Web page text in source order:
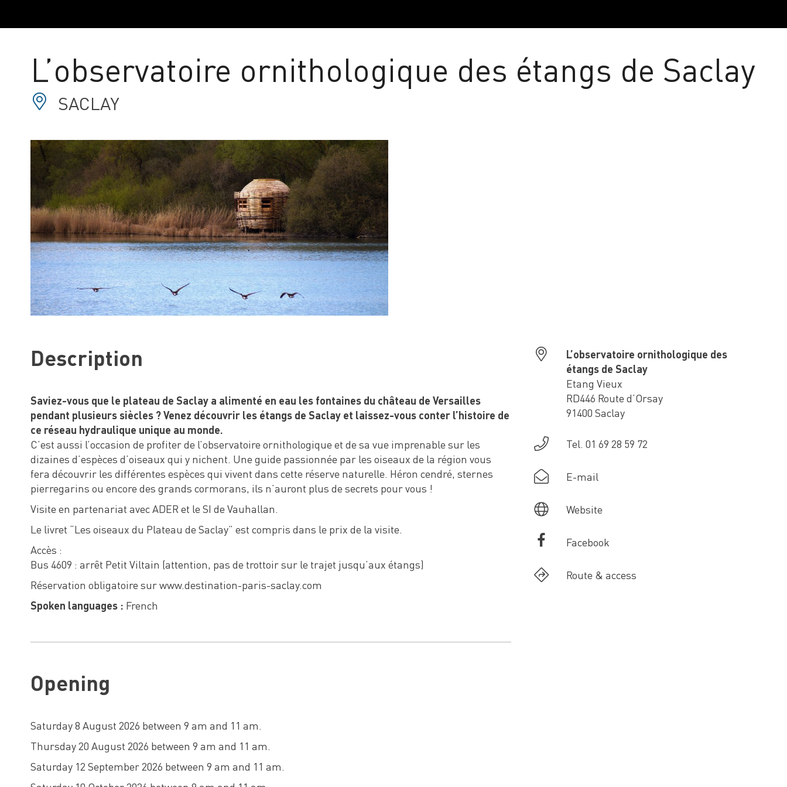
L’observatoire ornithologique des étangs de Saclay
SACLAY
Description
Saviez-vous que le plateau de Saclay a alimenté en eau les fontaines du château de Versailles
pendant plusieurs siècles ? Venez découvrir les étangs de Saclay et laissez-vous conter l’histoire de
ce réseau hydraulique unique au monde.
C’est aussi l’occasion de profiter de l’observatoire ornithologique et de sa vue imprenable sur les
dizaines d’espèces d’oiseaux qui y nichent. Une guide passionnée par les oiseaux de la région vous
fera découvrir les différentes espèces qui vivent dans cette réserve naturelle. Héron cendré, sternes
pierregarins ou encore des grands cormorans, ils n’auront plus de secrets pour vous !
Visite en partenariat avec ADER et le SI de Vauhallan.
Le livret “Les oiseaux du Plateau de Saclay” est compris dans le prix de la visite.
Accès :
Bus 4609 : arrêt Petit Viltain (attention, pas de trottoir sur le trajet jusqu’aux étangs)
Réservation obligatoire sur www.destination-paris-saclay.com
Spoken languages : French
Opening
Saturday 8 August 2026 between 9 am and 11 am.
Thursday 20 August 2026 between 9 am and 11 am.
Saturday 12 September 2026 between 9 am and 11 am.
L’observatoire ornithologique des
étangs de Saclay
Etang Vieux
RD446 Route d’Orsay
91400 Saclay
Tel. 01 69 28 59 72
E-mail
Website
Facebook
Route & access